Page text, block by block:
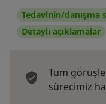
Tedavinin/danışma
Detaylı açıklamalar
Tüm
sürecimiz